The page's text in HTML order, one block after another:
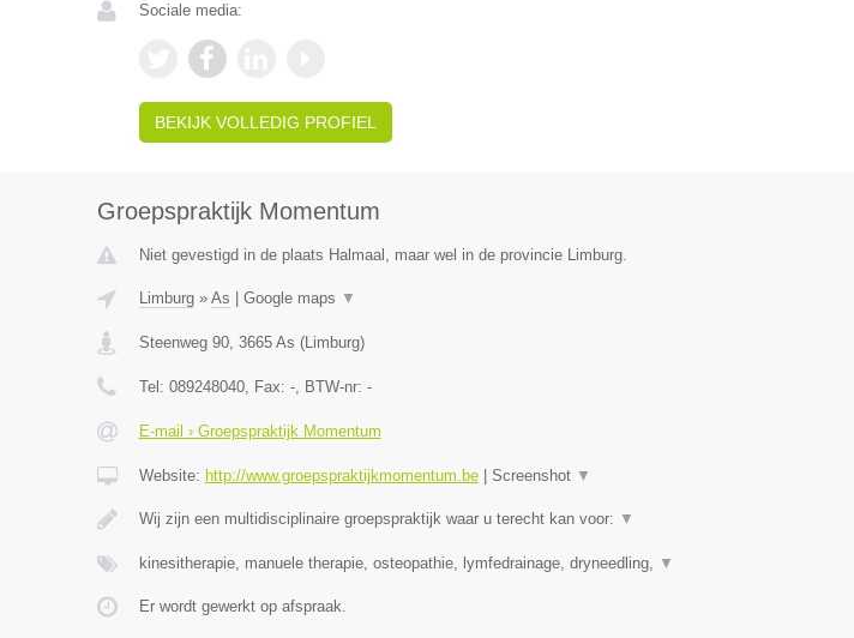
Sociale media:
BEKIJK VOLLEDIG PROFIEL
Groepspraktijk Momentum
Niet gevestigd in de plaats Halmaal, maar wel in de provincie Limburg.
Limburg» As Google maps ▼
Steenweg 90, 3665 As (Limburg)
Tel: 089248040, Fax: -, BTW-nr: -
E-mail › Groepspraktijk Momentum
Website: http://www.groepspraktijkmomentum.be| Screenshot ▼
Wij zijn een multidisciplinaire groepspraktijk waar u terecht kan voor: ▼
kinesitherapie, manuele therapie, osteopathie, lymfedrainage, dryneedling, ▼
Er wordt gewerkt op afspraak.